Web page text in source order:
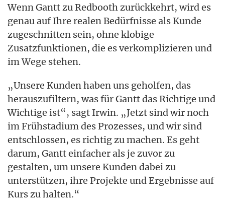
Wenn Gantt zu Redbooth zurückkehrt, wird es
genau auf Ihre realen Bedürfnisse als Kunde
zugeschnitten sein, ohne klobige
Zusatzfunktionen, die es verkomplizieren und
im Wege stehen.
„Unsere Kunden haben uns geholfen, das
herauszufiltern, was für Gantt das Richtige und
Wichtige ist“, sagt Irwin. „Jetzt sind wir noch
im Frühstadium des Prozesses, und wir sind
entschlossen, es richtig zu machen. Es geht
darum, Gantt einfacher als je zuvor zu
gestalten, um unsere Kunden dabei zu
unterstützen, ihre Projekte und Ergebnisse auf
Kurs zu halten.“